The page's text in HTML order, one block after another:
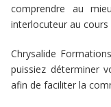
comprendre au
interlocuteur au cours
Chrysalide
puissiez déterminer
afin de faciliter la